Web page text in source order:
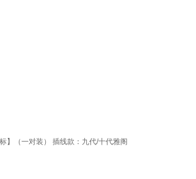
】（一对装） 插线款：九代/十代雅阁